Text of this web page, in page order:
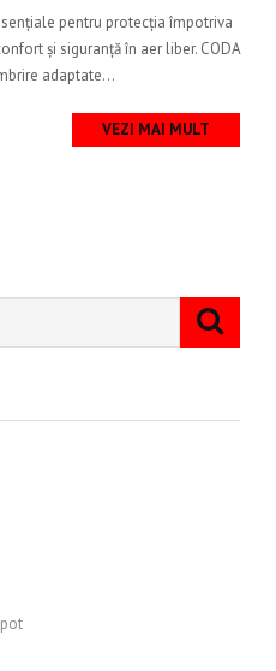
pentru protecția împotriva
și siguranță în aer liber. CODA
adaptate...
VEZI MAI MULT